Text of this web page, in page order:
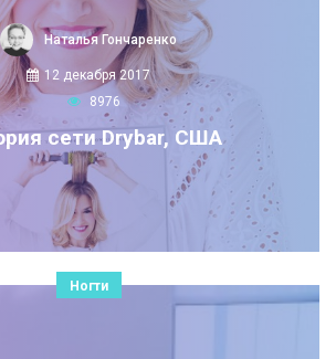
Наталья Гончаренко
12 декабря 2017
8976
сети Drybar, США
Ногти